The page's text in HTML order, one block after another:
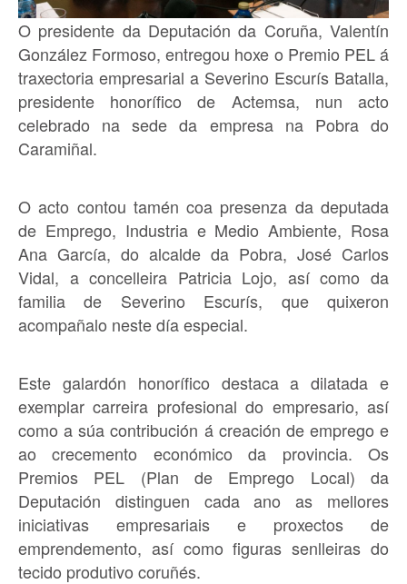
O presidente da Deputación da Coruña, Valentín
González Formoso, entregou hoxe o Premio PEL á
traxectoria empresarial a Severino Escurís Batalla,
presidente honorífico de Actemsa, nun acto
celebrado na sede da empresa na Pobra do
Caramiñal.
O acto contou tamén coa presenza da deputada
de Emprego, Industria e Medio Ambiente, Rosa
Ana García, do alcalde da Pobra, José Carlos
Vidal, a concelleira Patricia Lojo, así como da
familia de Severino Escurís, que quixeron
acompañalo neste día especial.
Este galardón honorífico destaca a dilatada e
exemplar carreira profesional do empresario, así
como a súa contribución á creación de emprego e
ao crecemento económico da provincia. Os
Premios PEL (Plan de Emprego Local) da
Deputación distinguen cada ano as mellores
iniciativas empresariais e proxectos de
emprendemento, así como figuras senlleiras do
tecido produtivo coruñés.